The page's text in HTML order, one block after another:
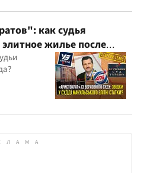
как судья
жилье после